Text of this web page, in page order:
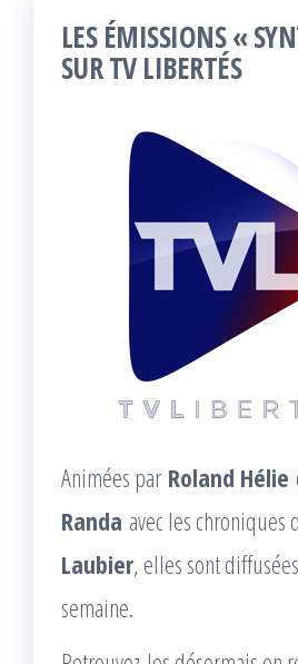
LES ÉMISSIONS «
SUR TV LIBERTÉS
Animées par Roland Hélie
Randa avec les chroniques
Laubier, elles sont
semaine.